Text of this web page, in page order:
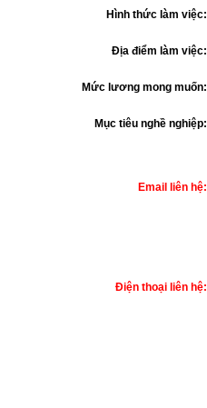
Hình thức làm việc:
Địa điểm làm việc:
Mức lương mong muốn:
Mục tiêu nghề nghiệp:
Email liên hệ:
Điện thoại liên hệ: